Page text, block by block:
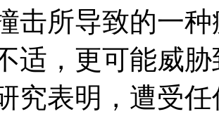
击所导致的一
适，更可能威
究表明，遭受